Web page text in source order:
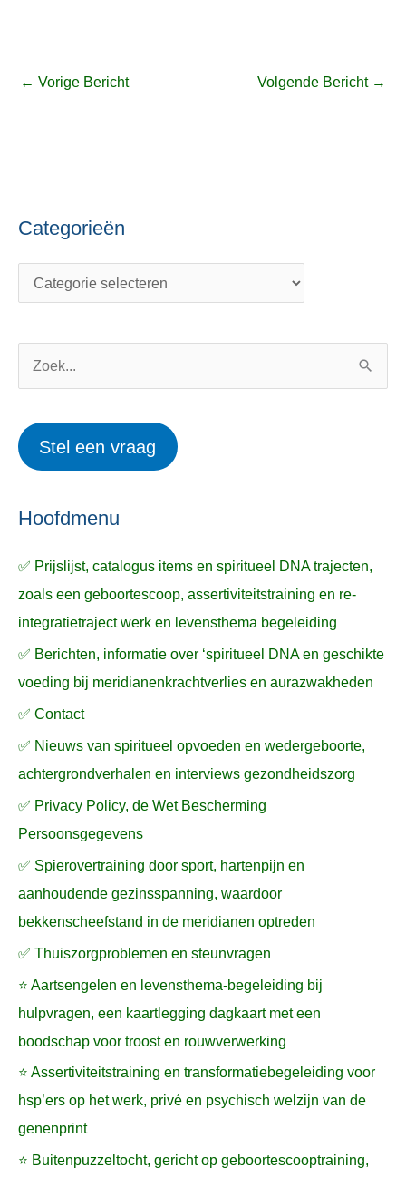
← Vorige Bericht Volgende Bericht →
Categorieën
C
g
e
n
e
k
a
r
:
Stel een vraag
Hoofdmenu
✅ Prijslijst, catalogus items en spiritueel DNA trajecten,
zoals een geboortescoop, assertiviteitstraining en re-
integratietraject werk en levensthema begeleiding
✅ Berichten, informatie over ‘spiritueel DNA en geschikte
voeding bij meridianenkrachtverlies en aurazwakheden
✅ Contact
✅ Nieuws van spiritueel opvoeden en wedergeboorte,
achtergrondverhalen en interviews gezondheidszorg
✅ Privacy Policy, de Wet Bescherming
Persoonsgegevens
✅ Spierovertraining door sport, hartenpijn en
aanhoudende gezinsspanning, waardoor
bekkenscheefstand in de meridianen optreden
✅ Thuiszorgproblemen en steunvragen
⭐ Aartsengelen en levensthema-begeleiding bij
hulpvragen, een kaartlegging dagkaart met een
boodschap voor troost en rouwverwerking
⭐ Assertiviteitstraining en transformatiebegeleiding voor
hsp’ers op het werk, privé en psychisch welzijn van de
genenprint
⭐ Buitenpuzzeltocht, gericht op geboortescooptraining,
O
r
p
n